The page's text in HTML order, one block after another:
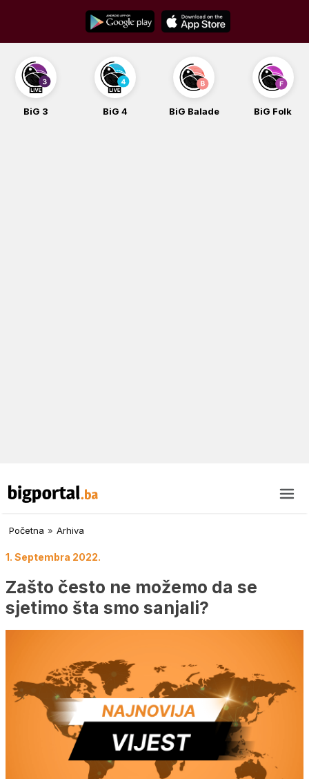
content
BiG 3 BiG 4 BiG Balade BiG Folk
Početna » Arhiva
1. Septembra 2022.
Zašto često ne možemo da se
sjetimo šta smo sanjali?